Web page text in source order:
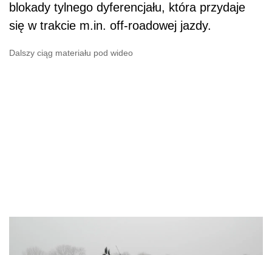
blokady tylnego dyferencjału, która przydaje
się w trakcie m.in. off-roadowej jazdy.
Dalszy ciąg materiału pod wideo